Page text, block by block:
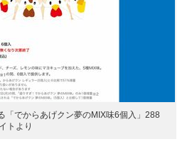
「でからあげクン夢のMIX味6個入」288
トより